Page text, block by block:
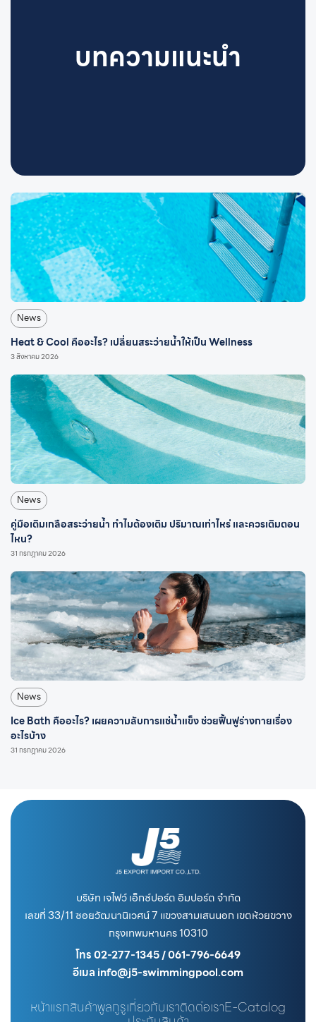
บทความแนะนำ
News
Heat & Cool คืออะไร? เปลี่ยนสระว่ายน้ำให้เป็น Wellness
3 สิงหาคม 2026
News
คู่มือเติมเกลือสระว่ายน้ำ ทำไมต้องเติม ปริมาณเท่าไหร่ และควรเติมตอน
ไหน?
31 กรกฎาคม 2026
News
Ice Bath คืออะไร? เผยความลับการแช่น้ำแข็ง ช่วยฟื้นฟูร่างกายเรื่อง
อะไรบ้าง
31 กรกฎาคม 2026
บริษัท เจไฟว์ เอ็กซ์ปอร์ต อิมปอร์ต จำกัด
เลขที่ 33/11 ซอยวัฒนานิเวศน์ 7 แขวงสามเสนนอก เขตห้วยขวาง
กรุงเทพมหานคร 10310
โทร 02-277-1345 / 061-796-6649
อีเมล info@j5-swimmingpool.com
หน้าแรกสินค้าพูลกูรูเกี่ยวกับเราติดต่อเราE-Catalog